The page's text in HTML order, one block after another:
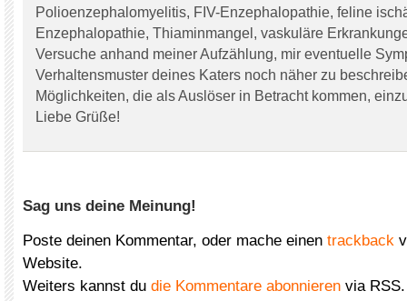
Polioenzephalomyelitis, FIV-Enzephalopathie, feline
Enzephalopathie, Thiaminmangel, vaskuläre
Versuche anhand meiner Aufzählung, mir eventuelle
Verhaltensmuster deines Katers noch näher zu
Möglichkeiten, die als Auslöser in Betracht kommen,
Liebe Grüße!
Sag uns deine Meinung!
Poste deinen Kommentar, oder mache einen trackback
Website.
Weiters kannst du die Kommentare abonnieren via RSS.